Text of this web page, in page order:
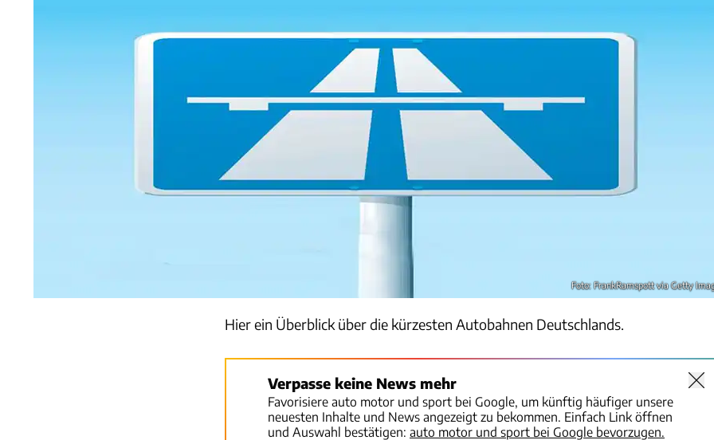
Foto: FrankRamspott via Getty
Hier ein Überblick über die kürzesten Autobahnen Deutschlands.
Verpasse keine News mehr
Favorisiere auto motor und sport bei Google, um künftig häufiger unsere
neuesten Inhalte und News angezeigt zu bekommen. Einfach Link öffnen
und Auswahl bestätigen: auto motor und sport bei Google bevorzugen.